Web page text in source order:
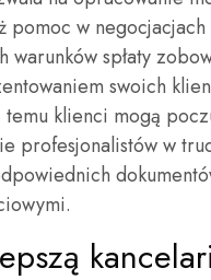
pomoc w
warunków spłaty
swoich
temu klienci mogą
profesjonalistów w